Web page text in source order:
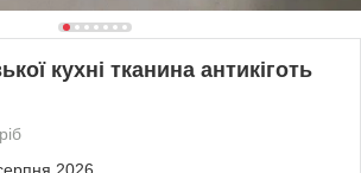
кухні тканина антикіготь
2026